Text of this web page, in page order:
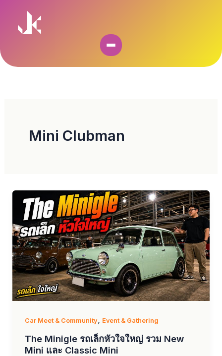
content
Mini Clubman
Car Meet & Community, Event & Gathering
The Minigle รถเล็กหัวใจใหญ่ รวม New
Mini และ Classic Mini